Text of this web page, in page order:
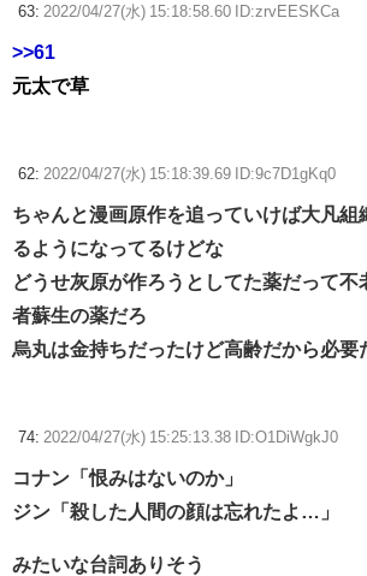
63: 2022/04/27(水) 15:18:58.60 ID:zrvEESKCa
>>61
元太で草
62: 2022/04/27(水) 15:18:39.69 ID:9c7D1gKq0
ちゃんと漫画原作を追っていけば大凡組
るようになってるけどな
どうせ灰原が作ろうとしてた薬だって不
者蘇生の薬だろ
烏丸は金持ちだったけど高齢だから必要
74: 2022/04/27(水) 15:25:13.38 ID:O1DiWgkJ0
コナン「恨みはないのか」
ジン「殺した人間の顔は忘れたよ…」
みたいな台詞ありそう